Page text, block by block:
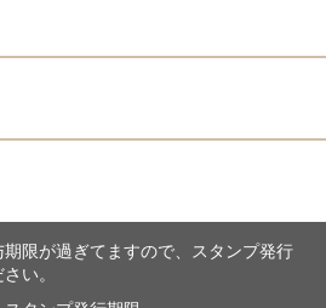
限が過ぎてますので、スタンプ発行
い。